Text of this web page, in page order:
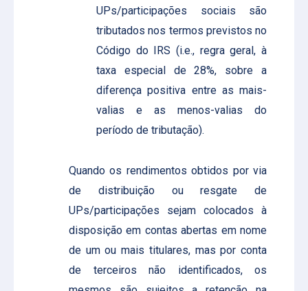
UPs/participações sociais são
tributados nos termos previstos no
Código do IRS (i.e., regra geral, à
taxa especial de 28%, sobre a
diferença positiva entre as mais-
valias e as menos-valias do
período de tributação).
Quando os rendimentos obtidos por via
de distribuição ou resgate de
UPs/participações sejam colocados à
disposição em contas abertas em nome
de um ou mais titulares, mas por conta
de terceiros não identificados, os